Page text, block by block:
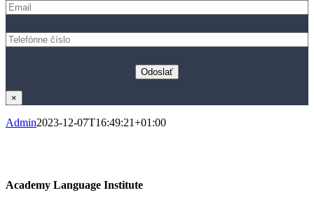
×
Admin2023-12-07T16:49:21+01:00
Academy Language Institute